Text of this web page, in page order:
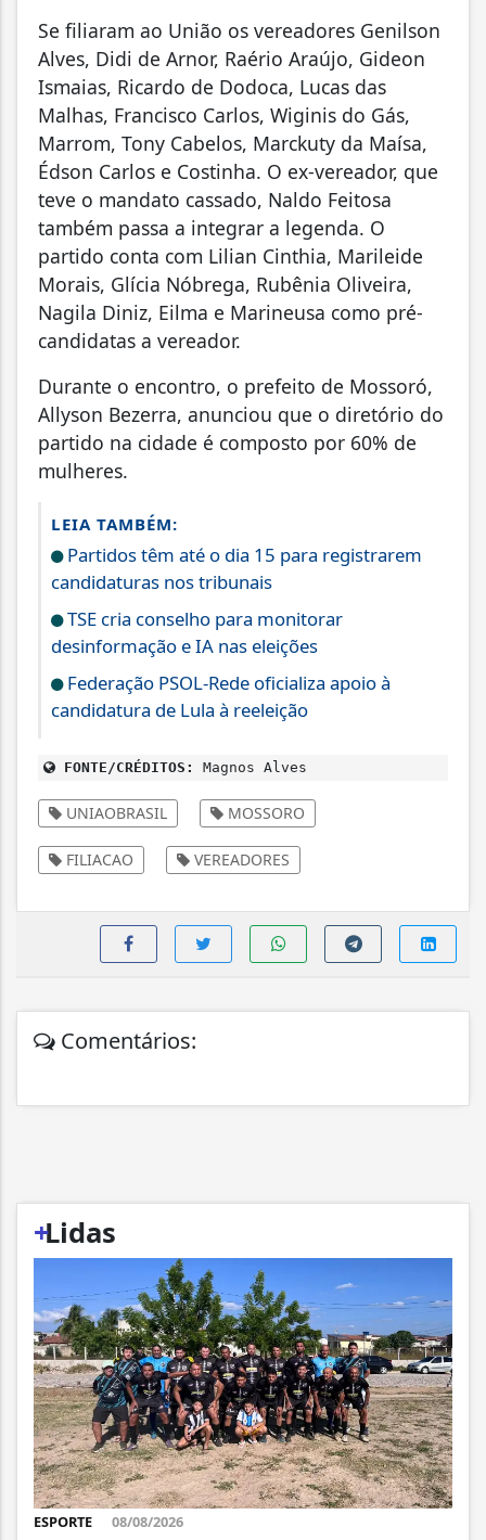
Se filiaram ao União os vereadores Genilson
Alves, Didi de Arnor, Raério Araújo, Gideon
Ismaias, Ricardo de Dodoca, Lucas das
Malhas, Francisco Carlos, Wiginis do Gás,
Marrom, Tony Cabelos, Marckuty da Maísa,
Édson Carlos e Costinha. O ex-vereador, que
teve o mandato cassado, Naldo Feitosa
também passa a integrar a legenda. O
partido conta com Lilian Cinthia, Marileide
Morais, Glícia Nóbrega, Rubênia Oliveira,
Nagila Diniz, Eilma e Marineusa como pré-
candidatas a vereador.
Durante o encontro, o prefeito de Mossoró,
Allyson Bezerra, anunciou que o diretório do
partido na cidade é composto por 60% de
mulheres.
LEIA TAMBÉM:
Partidos têm até o dia 15 para registrarem
candidaturas nos tribunais
TSE cria conselho para monitorar
desinformação e IA nas eleições
Federação PSOL-Rede oficializa apoio à
candidatura de Lula à reeleição
FONTE/CRÉDITOS: Magnos Alves
UNIAOBRASIL MOSSORO
FILIACAO VEREADORES
Comentários:
+
Lidas
ESPORTE 08/08/2026